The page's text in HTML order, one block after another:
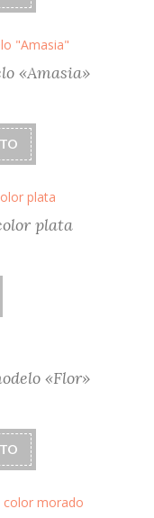
página
producto
«Amasia»
plata
«Flor»